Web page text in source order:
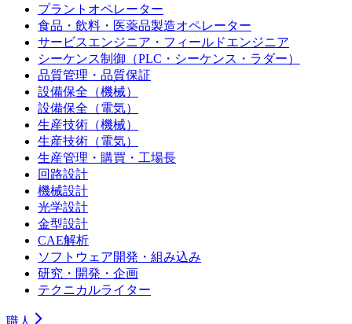
プラントオペレーター
食品・飲料・医薬品製造オペレーター
サービスエンジニア・フィールドエンジニア
シーケンス制御（PLC・シーケンス・ラダー）
品質管理・品質保証
設備保全（機械）
設備保全（電気）
生産技術（機械）
生産技術（電気）
生産管理・購買・工場長
回路設計
機械設計
光学設計
金型設計
CAE解析
ソフトウェア開発・組み込み
研究・開発・企画
テクニカルライター
職人